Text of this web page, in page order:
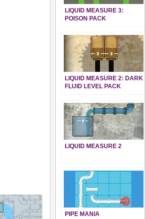
LIQUID MEASURE 3:
POISON PACK
LIQUID MEASURE 2: DARK
FLUID LEVEL PACK
LIQUID MEASURE 2
PIPE MANIA